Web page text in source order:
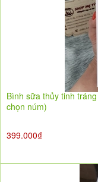
Bình sữa thủy tinh
chọn núm)
399.000₫